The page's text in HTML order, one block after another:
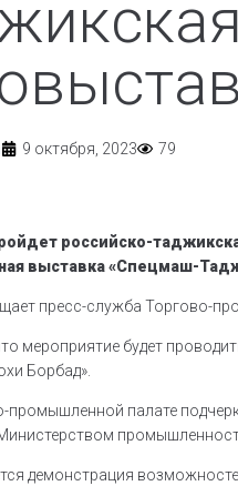
9 октября, 2023 79
российско-
выставка «Спецмаш-
пресс-служба Торгово-
мероприятие будет
Борбад».
промышленной палате
демонстрация